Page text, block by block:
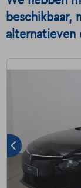
beschikbaar,
alternatieven